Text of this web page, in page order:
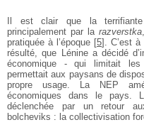
Il est clair que la
principalement par la razverstka
pratiquée à l’époque [5]
. C’est
résulté, que Lénine a décidé
économique - qui limitait les
permettait aux paysans de
propre usage. La NEP
économiques dans le pays.
déclenchée par un retour
bolcheviks : la collectivisation